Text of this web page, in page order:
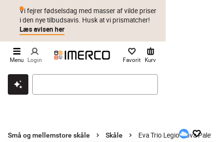
Klik & hent Byt i 1 år Prismatch
Vi fejrer fødselsdag med masser af vilde priser
i den nye tilbudsavis. Husk at vi prismatcher!
Læs avisen her
Menu Login Favorit Kurv
Små og mellemstore skåle Skåle Eva Trio Legio Nova